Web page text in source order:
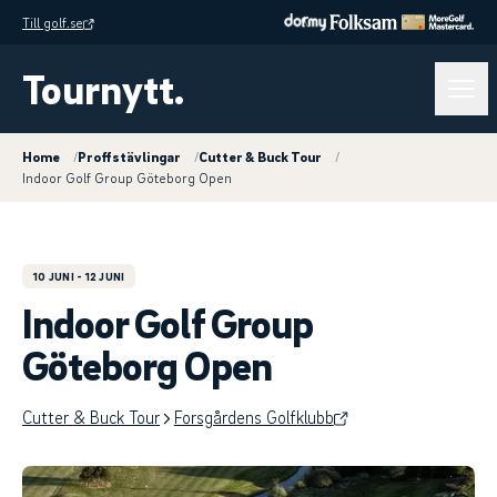
Till golf.se
Tournytt.
Home /Proffstävlingar /Cutter & Buck Tour
/
Indoor Golf Group Göteborg Open
10 JUNI - 12 JUNI
Indoor Golf Group
Göteborg Open
Cutter & Buck Tour Forsgårdens Golfklubb